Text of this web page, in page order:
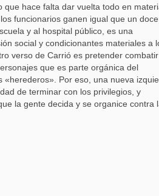
que hace falta dar vuelta todo en
funcionarios ganen igual que un
y al hospital público, es una
social y condicionantes materiales a
verso de Carrió es pretender
que es parte orgánica del
«herederos». Por eso, una nueva
de terminar con los privilegios, y
la gente decida y se organice contra